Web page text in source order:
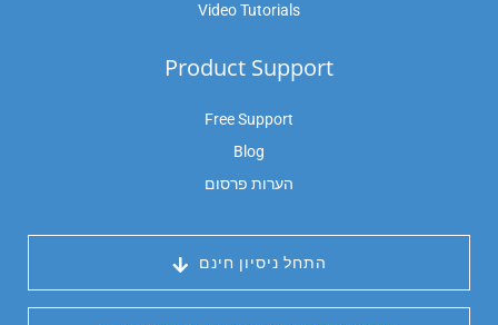
Video Tutorials
Product Support
Free Support
Blog
הערות פרסום
התחל ניסיון חינם